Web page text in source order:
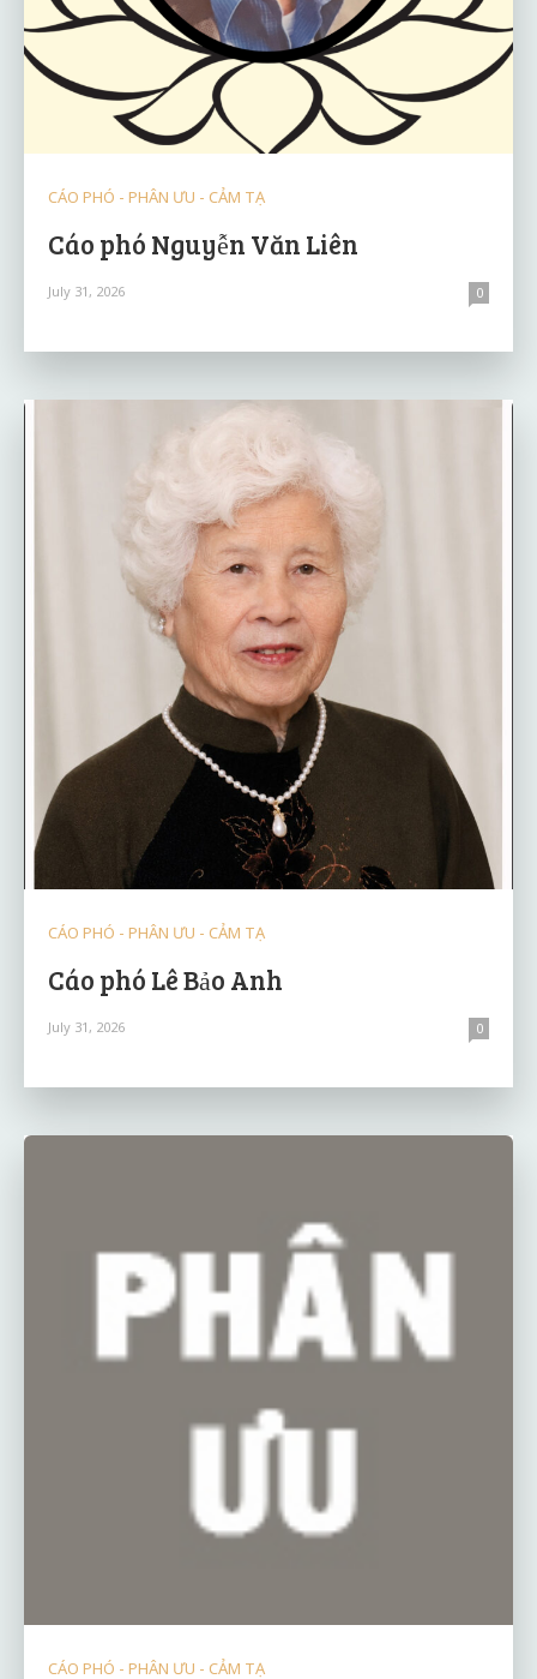
CÁO PHÓ - PHÂN ƯU - CẢM TẠ
Cáo phó Nguyễn Văn Liên
July 31, 2026 0
CÁO PHÓ - PHÂN ƯU - CẢM TẠ
Cáo phó Lê Bảo Anh
July 31, 2026 0
CÁO PHÓ - PHÂN ƯU - CẢM TẠ